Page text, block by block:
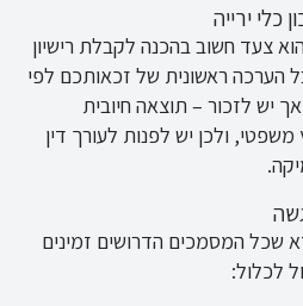
ירייה
צעד חשוב בהכנה לקבלת רישיון
הערכה ראשונית של זכאותכם לפי
יש לזכור – תוצאה חיובית
משפטי, ולכן יש לפנות לעורך דין
שכל המסמכים הדרושים זמינים
לכלול: